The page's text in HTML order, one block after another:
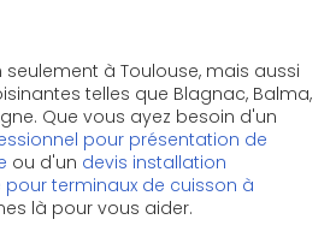
à Toulouse, mais aussi
telles que Blagnac, Balma,
Que vous ayez besoin d'un
pour présentation de
ou d'un devis installation
terminaux de cuisson à
là pour vous aider.